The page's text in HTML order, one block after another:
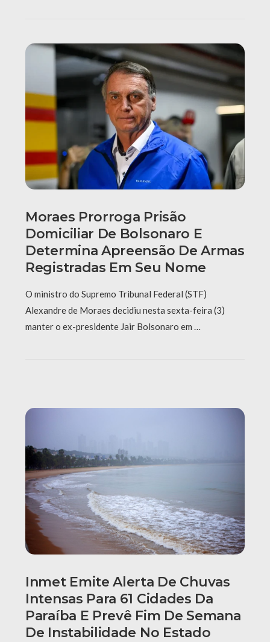
Moraes Prorroga Prisão
Domiciliar De Bolsonaro E
Determina Apreensão De Armas
Registradas Em Seu Nome
O ministro do Supremo Tribunal Federal (STF)
Alexandre de Moraes decidiu nesta sexta-feira (3)
manter o ex-presidente Jair Bolsonaro em …
Inmet Emite Alerta De Chuvas
Intensas Para 61 Cidades Da
Paraíba E Prevê Fim De Semana
De Instabilidade No Estado